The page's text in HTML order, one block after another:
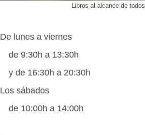
Libros al alcance de todos
De lunes a viernes
de 9:30h a 13:30h
y de 16:30h a 20:30h
Los sábados
de 10:00h a 14:00h